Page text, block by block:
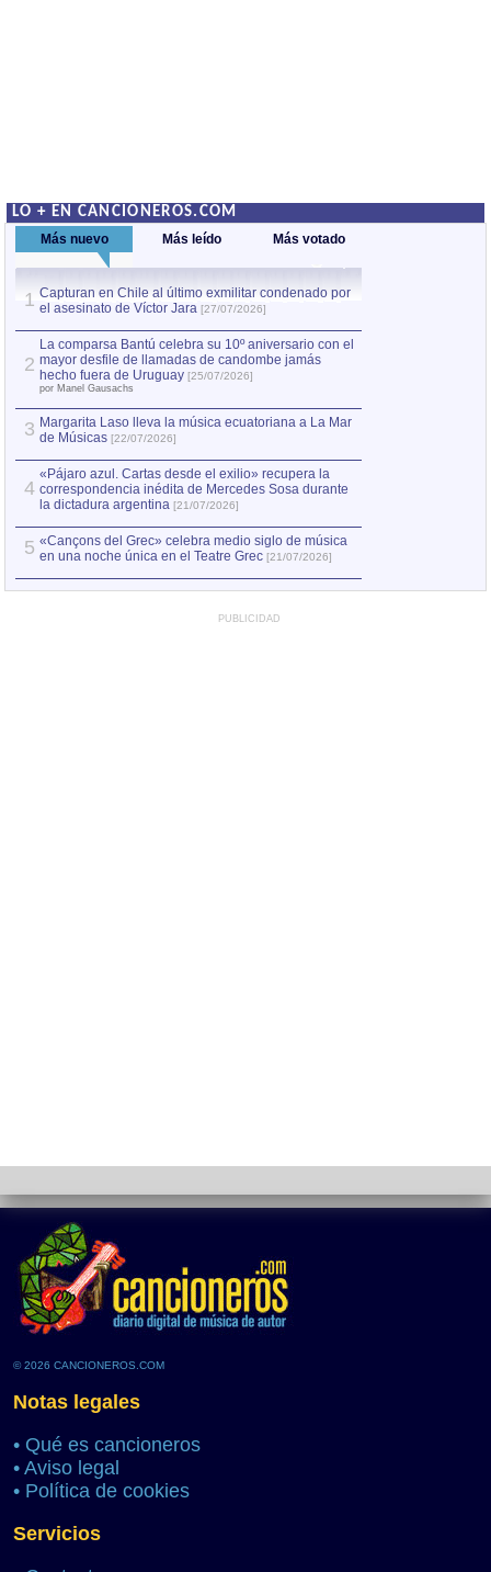
LO + EN CANCIONEROS.COM
Más nuevo Más leído Más votado
1 Capturan en Chile al último exmilitar condenado por
el asesinato de Víctor Jara [27/07/2026]
2
La comparsa Bantú celebra su 10º aniversario con el
mayor desfile de llamadas de candombe jamás
hecho fuera de Uruguay [25/07/2026]
por Manel Gausachs
3 Margarita Laso lleva la música ecuatoriana a La Mar
de Músicas [22/07/2026]
4
«Pájaro azul. Cartas desde el exilio» recupera la
correspondencia inédita de Mercedes Sosa durante
la dictadura argentina [21/07/2026]
5 «Cançons del Grec» celebra medio siglo de música
en una noche única en el Teatre Grec [21/07/2026]
PUBLICIDAD
© 2026 CANCIONEROS.COM
Notas legales
• Qué es cancioneros
• Aviso legal
• Política de cookies
Servicios